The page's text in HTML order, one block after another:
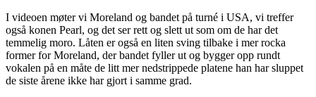
I videoen møter vi Moreland og bandet på turné i USA, vi treffer
også konen Pearl, og det ser rett og slett ut som om de har det
temmelig moro. Låten er også en liten sving tilbake i mer rocka
former for Moreland, der bandet fyller ut og bygger opp rundt
vokalen på en måte de litt mer nedstrippede platene han har sluppet
de siste årene ikke har gjort i samme grad.